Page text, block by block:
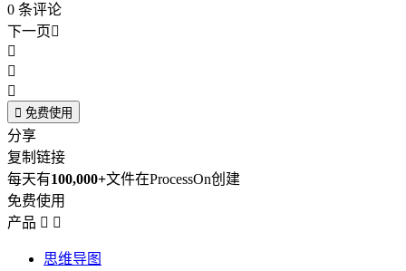
0 条评论
下一页



 免费使用
分享
复制链接
每天有100,000+文件在ProcessOn创建
免费使用
产品  
思维导图